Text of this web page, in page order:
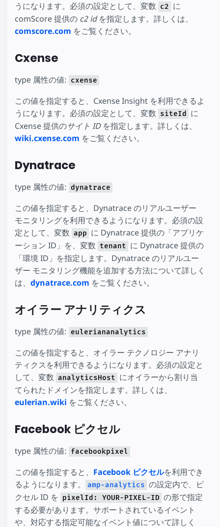
うになります。必須の設定として、変数 c2 に
comScore 提供の c2 idを指定します。詳しくは、
comscore.com をご覧ください。
Cxense
type 属性の値: cxense
この値を指定すると、Cxense Insight を利用できるよ
うになります。必須の設定として、変数 siteId
に
Cxense 提供のサイト IDを指定します。詳しくは、
wiki.cxense.com をご覧ください。
Dynatrace
type 属性の値: dynatrace
この値を指定すると、Dynatrace のリアルユーザー
モニタリングを利用できるようになります。必須の設
定として、変数 app に Dynatrace 提供の「アプリケ
ーション ID」を、変数 tenant に Dynatrace 提供の
「環境 ID」を指定します。Dynatrace のリアルユー
ザー モニタリング機能を追加する方法について詳しく
は、 dynatrace.com をご覧ください。
オイラー アナリティクス
type 属性の値: euleriananalytics
この値を指定すると、オイラー テクノロジー アナリ
ティクスを利用できるようになります。必須の設定と
して、変数 analyticsHost にオイラーから割り当
てられたドメインを指定します。詳しくは、
eulerian.wiki をご覧ください。
Facebook ピクセル
type 属性の値: facebookpixel
この値を指定すると、 Facebook ピクセルを利用でき
るようになります。
amp-analytics の設定内で、ピ
クセル ID を pixelId: YOUR-PIXEL-ID の形で指定
する必要があります。サポートされているイベント
や、対応する指定可能なイベント値について詳しく